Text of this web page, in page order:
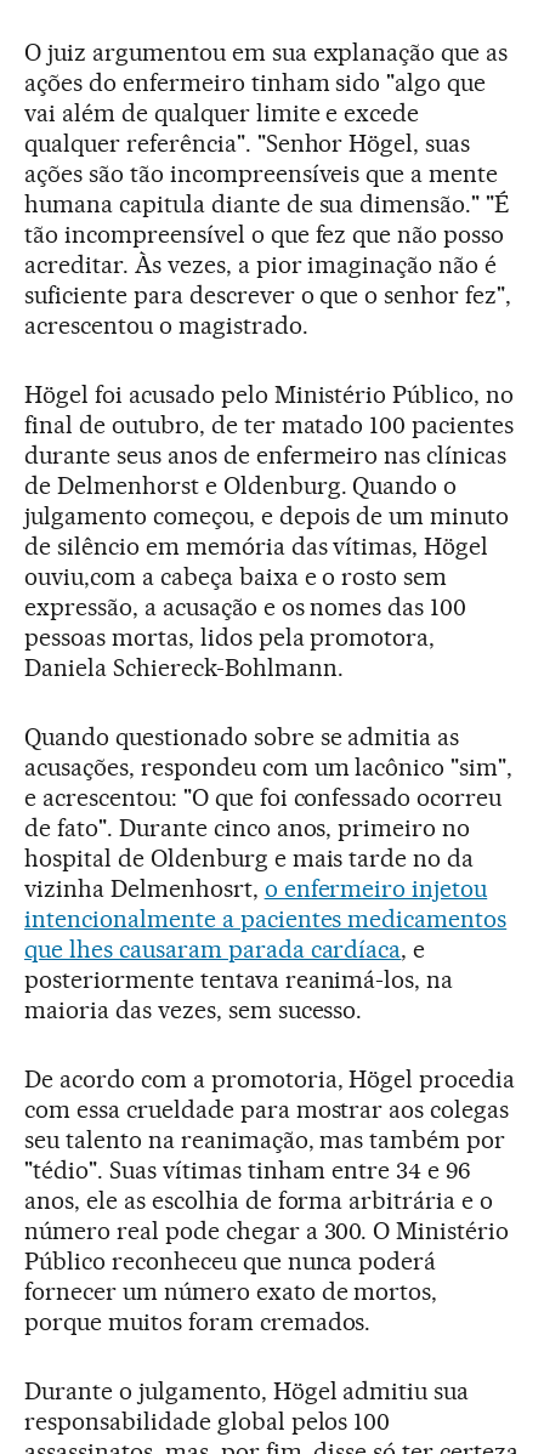
O juiz argumentou em sua explanação que as
ações do enfermeiro tinham sido "algo que
vai além de qualquer limite e excede
qualquer referência". "Senhor Högel, suas
ações são tão incompreensíveis que a mente
humana capitula diante de sua dimensão." "É
tão incompreensível o que fez que não posso
acreditar. Às vezes, a pior imaginação não é
suficiente para descrever o que o senhor fez",
acrescentou o magistrado.
Högel foi acusado pelo Ministério Público, no
final de outubro, de ter matado 100 pacientes
durante seus anos de enfermeiro nas clínicas
de Delmenhorst e Oldenburg. Quando o
julgamento começou, e depois de um minuto
de silêncio em memória das vítimas, Högel
ouviu,com a cabeça baixa e o rosto sem
expressão, a acusação e os nomes das 100
pessoas mortas, lidos pela promotora,
Daniela Schiereck-Bohlmann.
Quando questionado sobre se admitia as
acusações, respondeu com um lacônico "sim",
e acrescentou: "O que foi confessado ocorreu
de fato". Durante cinco anos, primeiro no
hospital de Oldenburg e mais tarde no da
vizinha Delmenhosrt, o enfermeiro injetou
intencionalmente a pacientes medicamentos
que lhes causaram parada cardíaca, e
posteriormente tentava reanimá-los, na
maioria das vezes, sem sucesso.
De acordo com a promotoria, Högel procedia
com essa crueldade para mostrar aos colegas
seu talento na reanimação, mas também por
"tédio". Suas vítimas tinham entre 34 e 96
anos, ele as escolhia de forma arbitrária e o
número real pode chegar a 300. O Ministério
Público reconheceu que nunca poderá
fornecer um número exato de mortos,
porque muitos foram cremados.
Durante o julgamento, Högel admitiu sua
responsabilidade global pelos 100